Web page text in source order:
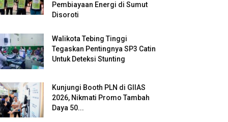
Pembiayaan Energi di Sumut
Disoroti
Walikota Tebing Tinggi
Tegaskan Pentingnya SP3 Catin
Untuk Deteksi Stunting
Kunjungi Booth PLN di GIIAS
2026, Nikmati Promo Tambah
Daya 50...